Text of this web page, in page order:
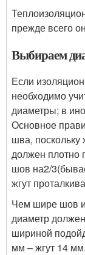
прежде всего
Выбираем
Если
необходимо
диаметры; в
Основное
шва, поскольку
должен плотно
шов на2/3
жгут
Чем шире шов
диаметр
шириной
мм – жгут 14 мм.